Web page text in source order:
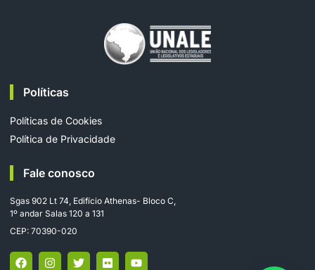
Políticas
Políticas de Cookies
Política de Privacidade
Fale conosco
Sgas 902 Lt 74, Edifício Athenas- Bloco C,
1º andar Salas 120 a 131
CEP: 70390-020